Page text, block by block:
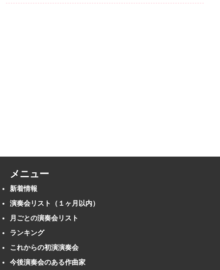
メニュー
新着情報
演奏会リスト（１ヶ月以内）
月ごとの演奏会リスト
ランキング
これからの初演演奏会
今後演奏会のある作曲家